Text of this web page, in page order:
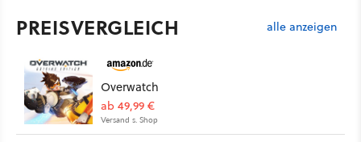
PREISVERGLEICH alle anzeigen
Overwatch
ab 49,99 €
Versand s. Shop